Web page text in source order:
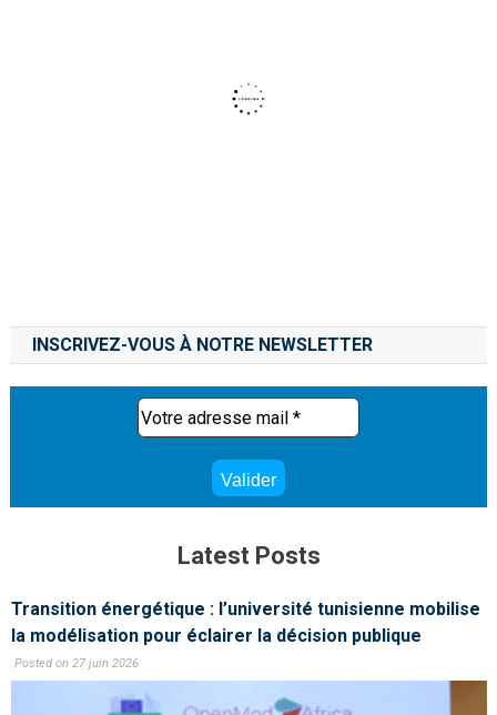
INSCRIVEZ-VOUS À NOTRE NEWSLETTER
Latest Posts
Transition énergétique : l’université tunisienne mobilise
la modélisation pour éclairer la décision publique
Posted on 27 juin 2026